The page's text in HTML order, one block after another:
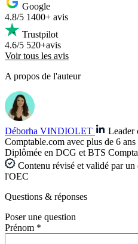
Google
4.8/5 1400+ avis
Trustpilot
4.6/5 520+avis
Voir tous les avis
A propos de l'auteur
Déborha VINDIOLET
Leader
Comptable.com avec plus de 6
Diplômée en DCG et BTS
Contenu révisé et validé par
l'OEC
Questions & réponses
Poser une question
Prénom *